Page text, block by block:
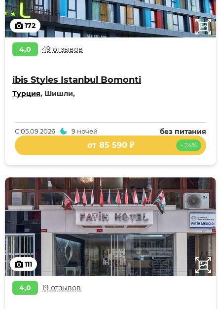
172
4,0 49 отзывов
ibis Styles Istanbul Bomonti
Турция, Шишли,
без питания
С05.09.2026 9 ночей
- 24%
от 85 590 ₽
111
4,0 19 отзывов